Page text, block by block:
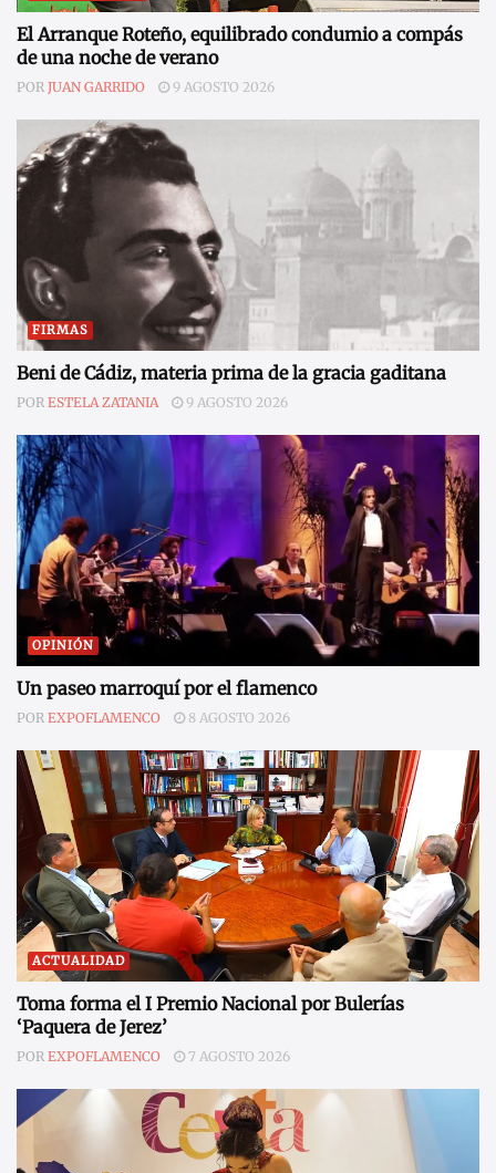
El Arranque Roteño, equilibrado condumio a compás
de una noche de verano
POR JUAN GARRIDO 9 AGOSTO 2026
FIRMAS
Beni de Cádiz, materia prima de la gracia gaditana
POR ESTELA ZATANIA 9 AGOSTO 2026
OPINIÓN
Un paseo marroquí por el flamenco
POR EXPOFLAMENCO 8 AGOSTO 2026
ACTUALIDAD
Toma forma el I Premio Nacional por Bulerías
‘Paquera de Jerez’
POR EXPOFLAMENCO 7 AGOSTO 2026